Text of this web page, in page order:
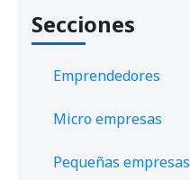
Secciones
Emprendedores
Micro empresas
Pequeñas empresas